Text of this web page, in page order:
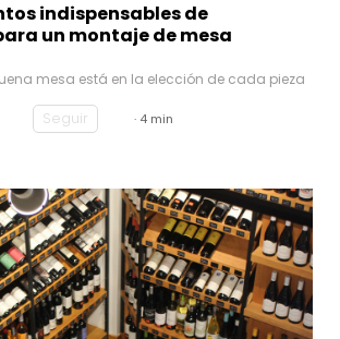
indispensables de
un montaje de mesa
mesa está en la elección de cada pieza
Seguir · 4 min